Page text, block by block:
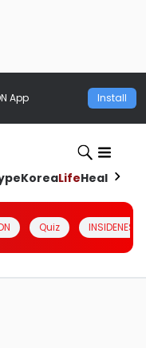
App Install
KoreaLifeHealth
Quiz INSIDENESIA